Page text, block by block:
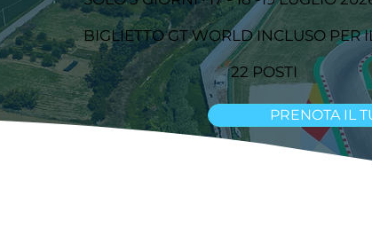
BIGLIETTO GT WORLD INCLUSO PER
22 POSTI
PRENOTA IL